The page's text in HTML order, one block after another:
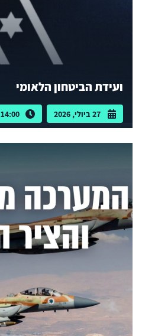
ועידת הביטחון הלאומי
27 ביולי, 2026 14:00 - 10:00